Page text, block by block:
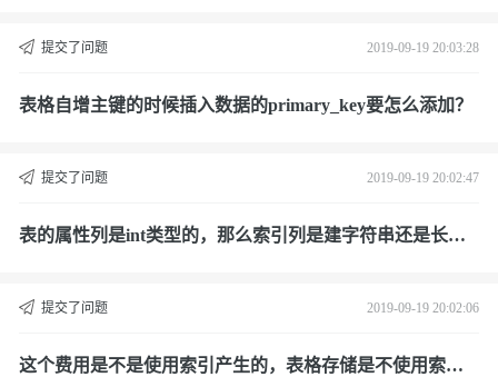
提交了问题 2019-09-19 20:03:28
表格自增主键的时候插入数据的primary_key要怎么添加？
提交了问题 2019-09-19 20:02:47
表的属性列是int类型的，那么索引列是建字符串还是长整
提交了问题 2019-09-19 20:02:06
这个费用是不是使用索引产生的，表格存储是不使用索引